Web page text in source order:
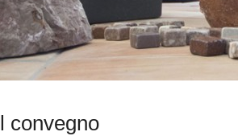
convegno